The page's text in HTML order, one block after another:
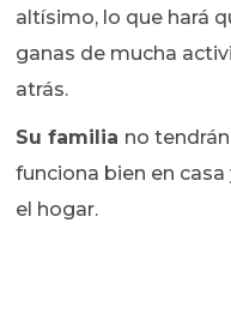
altísimo, lo que hará
ganas de mucha
atrás.
Su familia no
funciona bien en
el hogar.